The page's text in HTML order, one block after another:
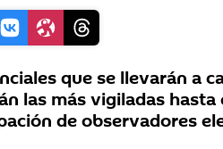
que se llevarán a
las más vigiladas
de observadores